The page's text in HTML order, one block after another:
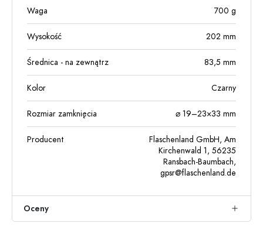
Waga 700 g
Wysokość 202 mm
Średnica - na zewnątrz 83,5 mm
Kolor Czarny
Rozmiar zamknięcia ⌀ 19–23×33 mm
Producent
Flaschenland GmbH, Am
Kirchenwald 1, 56235
Ransbach-Baumbach,
gpsr@flaschenland.de
Oceny